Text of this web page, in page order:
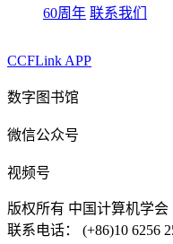
60周年 联系我们
CCFLink APP
数字图书馆
微信公众号
视频号
版权所有 中国计算机学会
联系电话： (+86)10 6256